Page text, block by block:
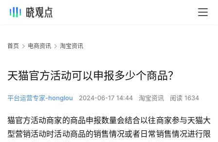
首页 电商资讯 淘宝资讯
天猫官方活动可以申报多少个商品？
平台运营专家-honglou 2024-06-17 14:44 淘宝资讯 阅读 1634
猫官方活动商家的商品申报数量会结合以往商家参与天猫大
型营销活动时活动商品的销售情况或者日常销售情况进行限